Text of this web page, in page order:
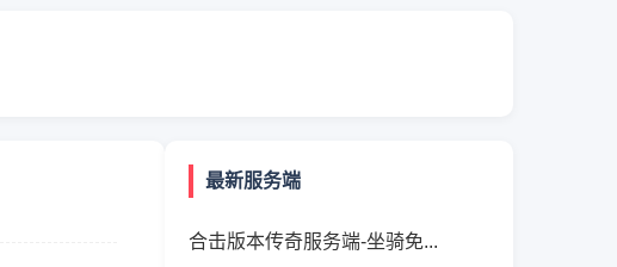
最新服务端
合击版本传奇服务端-坐骑免...